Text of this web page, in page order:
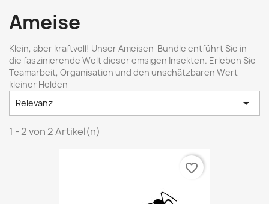
Ameise
Klein, aber kraftvoll! Unser Ameisen-Bundle entführt Sie in
die faszinierende Welt dieser emsigen Insekten. Erleben Sie
Teamarbeit, Organisation und den unschätzbaren Wert
kleiner Helden
Relevanz

1 - 2 von 2 Artikel(n)
favorite_border